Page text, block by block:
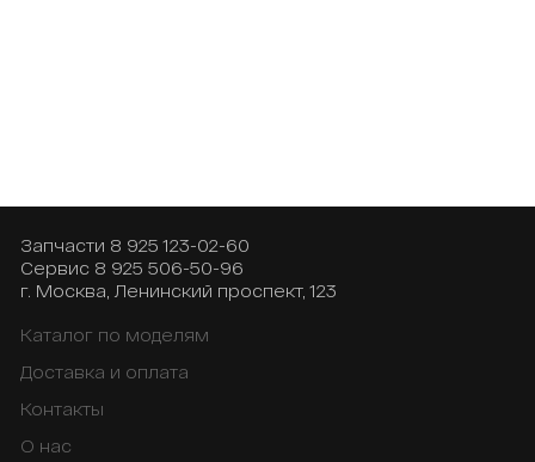
Запчасти 8 925 123-02-60
Сервис 8 925 506-50-96
г. Москва, Ленинский проспект, 123
Каталог по моделям
Доставка и оплата
Контакты
О нас